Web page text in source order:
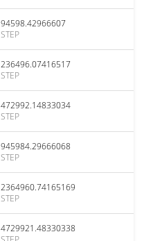
94598.42966607
STEP
236496.07416517
STEP
472992.14833034
STEP
945984.29666068
STEP
2364960.74165169
STEP
4729921.48330338